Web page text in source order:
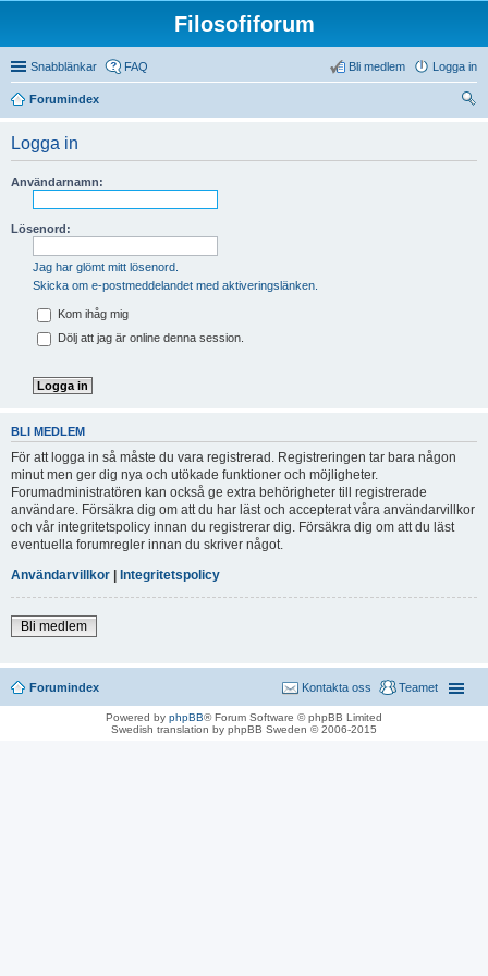
Filosofiforum
Snabblänkar FAQ Logga in
Bli medlem
Forumindex
Logga in
Användarnamn:
Lösenord:
Jag har glömt mitt lösenord.
Skicka om e-postmeddelandet med aktiveringslänken.
Kom ihåg mig
Dölj att jag är online denna session.
BLI MEDLEM
För att logga in så måste du vara registrerad. Registreringen tar bara någon
minut men ger dig nya och utökade funktioner och möjligheter.
Forumadministratören kan också ge extra behörigheter till registrerade
användare. Försäkra dig om att du har läst och accepterat våra användarvillkor
och vår integritetspolicy innan du registrerar dig. Försäkra dig om att du läst
eventuella forumregler innan du skriver något.
Användarvillkor | Integritetspolicy
Bli medlem
Forumindex Teamet
Kontakta oss
Powered by phpBB® Forum Software © phpBB Limited
Swedish translation by phpBB Sweden © 2006-2015